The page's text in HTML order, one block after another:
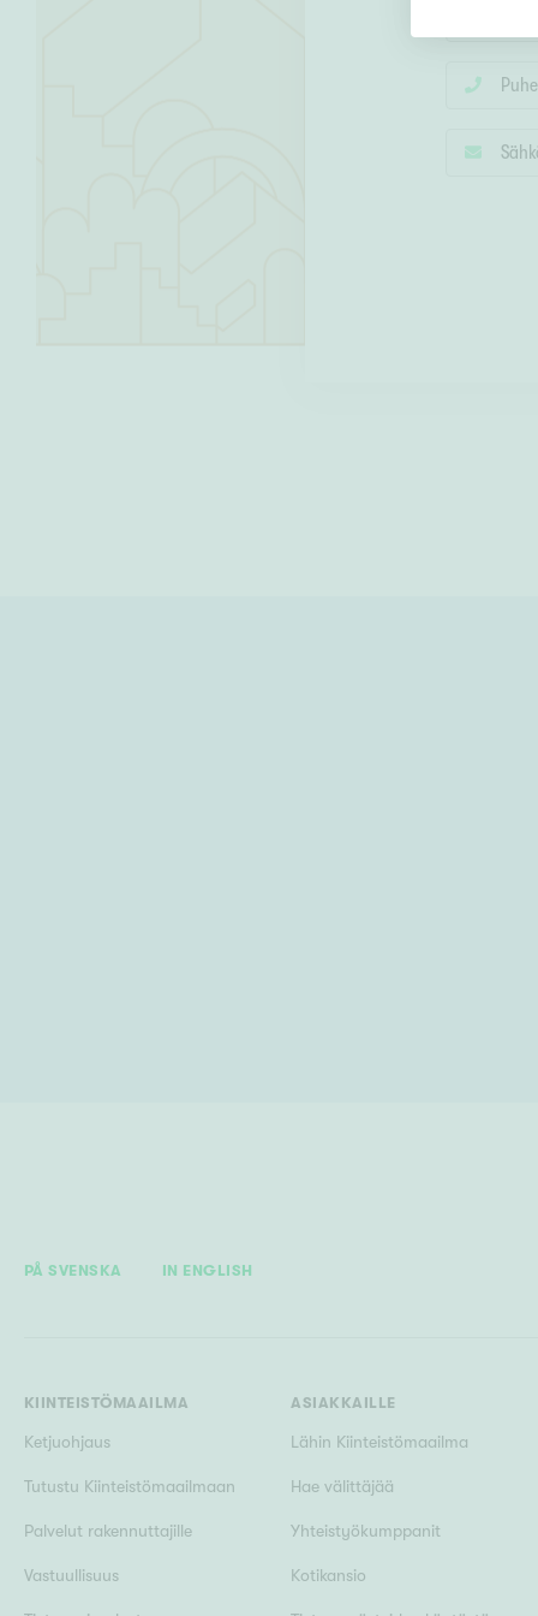
PÅ SVENSKA IN ENGLISH
KIINTEISTÖMAAILMA
Ketjuohjaus
Tutustu Kiinteistömaailmaan
Palvelut rakennuttajille
Vastuullisuus
ASIAKKAILLE
Lähin Kiinteistömaailma
Hae välittäjää
Yhteistyökumppanit
Kotikansio